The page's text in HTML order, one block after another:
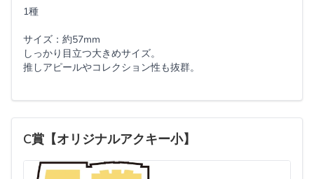
1種
サイズ：約57mm
しっかり目立つ大きめサイズ。
推しアピールやコレクション性も抜群。
C賞【オリジナルアクキー小】